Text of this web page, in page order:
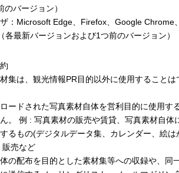
のバージョン）
：Microsoft Edge、Firefox、Google Chrome
各最新バージョンおよび1つ前のバージョン）
集は、観光情報PR目的以外に使用することは
ードされた写真素材自体を営利目的に使用す
。 例 : 写真素材の販売や賃貸、写真素材自体
るもの(デジタルデータ集、カレンダー、絵は
販売など
の配布を目的とした素材集等への収録や、同